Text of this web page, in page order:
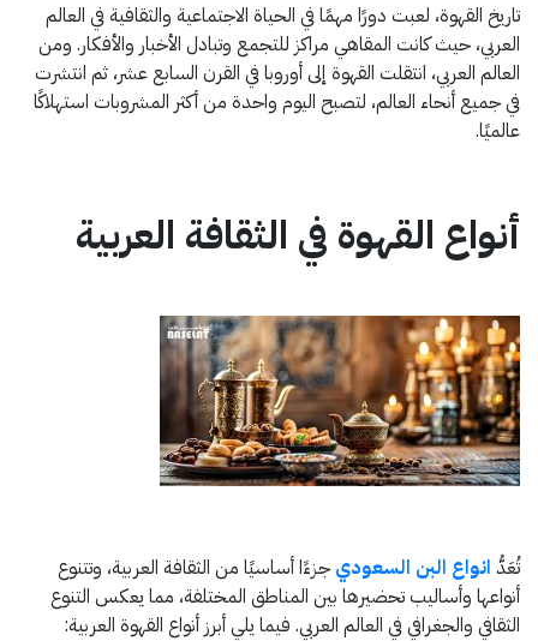
تاريخ القهوة، لعبت دورًا مهمًا في الحياة الاجتماعية والثقافية في العالم
العربي، حيث كانت المقاهي مراكز للتجمع وتبادل الأخبار والأفكار. ومن
العالم العربي، انتقلت القهوة إلى أوروبا في القرن السابع عشر، ثم انتشرت
في جميع أنحاء العالم، لتصبح اليوم واحدة من أكثر المشروبات استهلاكًا
عالميًا.
أنواع القهوة في الثقافة العربية
تُعَدُّ انواع البن السعوديجزءًا أساسيًا من الثقافة العربية، وتتنوع
أنواعها وأساليب تحضيرها بين المناطق المختلفة، مما يعكس التنوع
الثقافي والجغرافي في العالم العربي. فيما يلي أبرز أنواع القهوة العربية: